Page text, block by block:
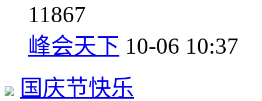
11867
峰会天下 10-06 10:37
国庆节快乐